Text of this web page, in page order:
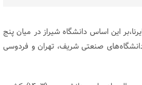
این اساس دانشگاه شیراز در میان پنج
صنعتی شریف، تهران و فردوسی